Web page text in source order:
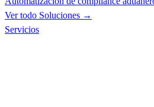
Ver todo Soluciones →
Servicios